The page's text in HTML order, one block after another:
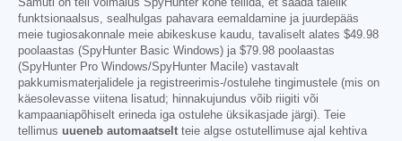
Samuti on teil võimalus SpyHunter kohe tellida, et saada täielik
funktsionaalsus, sealhulgas pahavara eemaldamine ja juurdepääs
meie tugiosakonnale meie abikeskuse kaudu, tavaliselt alates $49.98
poolaastas (SpyHunter Basic Windows) ja $79.98 poolaastas
(SpyHunter Pro Windows/SpyHunter Macile) vastavalt
pakkumismaterjalidele ja registreerimis-/ostulehe tingimustele (mis on
käesolevasse viitena lisatud; hinnakujundus võib riigiti või
kampaaniapõhiselt erineda iga ostulehe üksikasjade järgi). Teie
tellimus uueneb automaatselt teie algse ostutellimuse ajal kehtiva